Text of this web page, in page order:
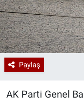
Paylaş
AK Parti Genel
Erişim Bilgileri
Sağlık
Teknoloji